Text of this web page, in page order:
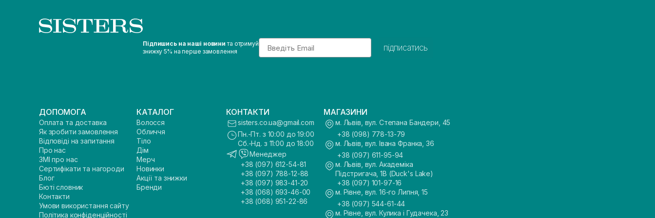
Підпишись на наші новини та отримуй
знижку 5% на перше замовлення
Email
підписатись
ДОПОМОГА
Оплата та доставка
Як зробити замовлення
Відповіді на запитання
Про нас
ЗМІ про нас
Сертифікати та нагороди
Блог
Бюті словник
Контакти
Умови використання сайту
Політика конфіденційності
КАТАЛОГ
Волосся
Обличчя
Тіло
Дім
Мерч
Новинки
Акції та знижки
Бренди
КОНТАКТИ
sisters.co.ua@gmail.com
Пн.-Пт. з 10:00 до 19:00
Сб.-Нд. з 11:00 до 18:00
Менеджер
+38 (097) 612-54-81
+38 (097) 788-12-88
+38 (097) 983-41-20
+38 (068) 693-46-00
+38 (068) 951-22-86
МАГАЗИНИ
м. Львів, вул. Степана Бандери, 45
+38 (098) 778-13-79
м. Львів, вул. Івана Франка, 36
+38 (097) 611-95-94
м. Львів, вул. Академіка
Підстригача, 1В (Duck's Lake)
+38 (097) 101-97-16
м. Рівне, вул. 16-го Липня, 15
+38 (097) 544-61-44
м. Рівне, вул. Кулика і Гудачека, 23